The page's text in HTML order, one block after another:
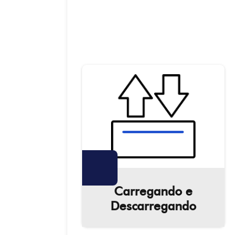
Carregando e
Descarregando